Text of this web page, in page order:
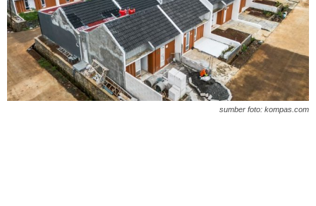
sumber foto: kompas.com